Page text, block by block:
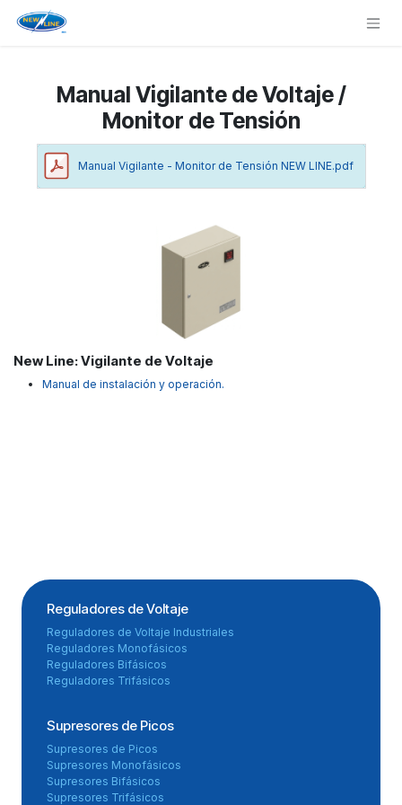
Ir al contenido
Manual Vigilante de Voltaje /
Monitor de Tensión
Manual Vigilante - Monitor de Tensión NEW LINE.pdf
New Line: Vigilante de Voltaje
Manual de instalación y operación.
Reguladores de Voltaje
Reguladores de Voltaje Industriales
Reguladores Monofásicos
Reguladores Bifásicos
Reguladores Trifásicos
Supresores de Picos
Supresores de Picos
Supresores Monofásicos
Supresores Bifásicos
Supresores Trifásicos